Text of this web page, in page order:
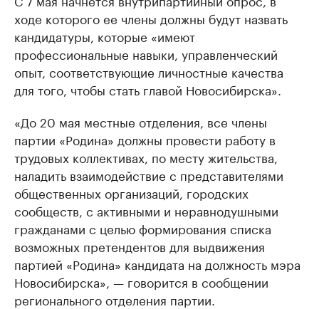
ходе которого ее члены должны будут назвать
кандидатуры, которые «имеют
профессиональные навыки, управленческий
опыт, соответствующие личностные качества
для того, чтобы стать главой Новосибирска».
«До 20 мая местные отделения, все члены
партии «Родина» должны провести работу в
трудовых коллективах, по месту жительства,
наладить взаимодействие с представителями
общественных организаций, городских
сообществ, с активными и неравнодушными
гражданами с целью формирования списка
возможных претендентов для выдвижения
партией «Родина» кандидата на должность мэра
Новосибирска», — говорится в сообщении
регионального отделения партии.